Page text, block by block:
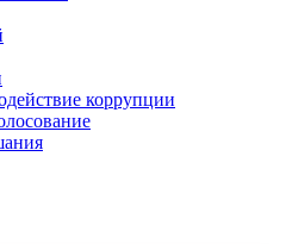
коррупции